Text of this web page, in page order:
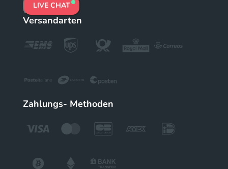
LIVE CHAT
Versandarten
Zahlungs- Methoden